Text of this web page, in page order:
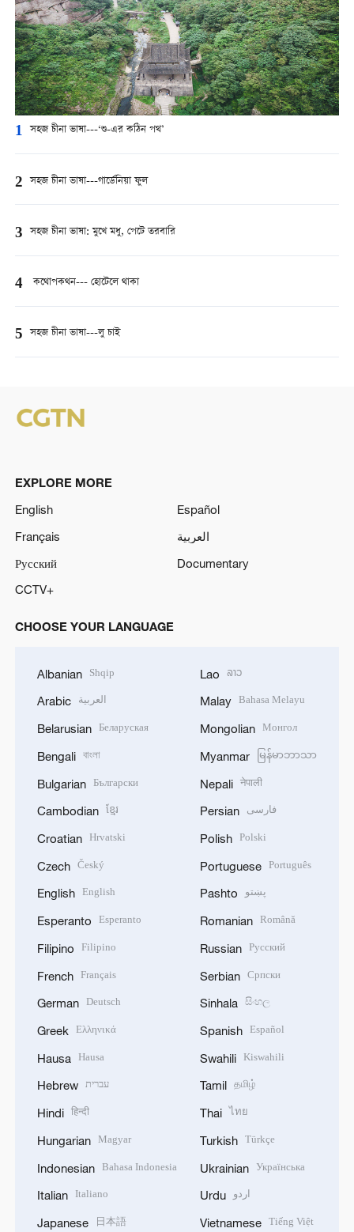
1 সহজ চীনা ভাষা---‘শু-এর কঠিন পথ’
2 সহজ চীনা ভাষা---গার্ডেনিয়া ফুল
3 সহজ চীনা ভাষা: মুখে মধু, পেটে তরবারি
4 কথোপকথন--- হোটেলে থাকা
5 সহজ চীনা ভাষা---লু চাই
EXPLORE MORE
English
Español
Français
العربية
Русский
Documentary
CCTV+
CHOOSE YOUR LANGUAGE
Albanian Shqip
Arabic العربية
Belarusian Беларуская
Bengali বাংলা
Bulgarian Български
Cambodian ខ្មែរ
Croatian Hrvatski
Czech Český
English English
Esperanto Esperanto
Filipino Filipino
French Français
German Deutsch
Greek Ελληνικά
Hausa Hausa
Hebrew עברית
Hindi हिन्दी
Hungarian Magyar
Indonesian Bahasa Indonesia
Italian Italiano
Japanese 日本語
Lao ລາວ
Malay Bahasa Melayu
Mongolian Монгол
Myanmar မြန်မာဘာသာ
Nepali नेपाली
Persian فارسی
Polish Polski
Portuguese Português
Pashto پښتو
Romanian Română
Russian Русский
Serbian Српски
Sinhala සිංහල
Spanish Español
Swahili Kiswahili
Tamil தமிழ்
Thai ไทย
Turkish Türkçe
Ukrainian Українська
Urdu اردو
Vietnamese Tiếng Việt